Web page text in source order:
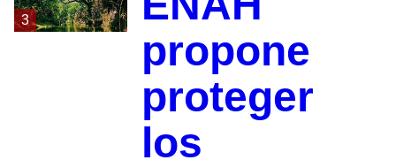
3
propone
proteger
los